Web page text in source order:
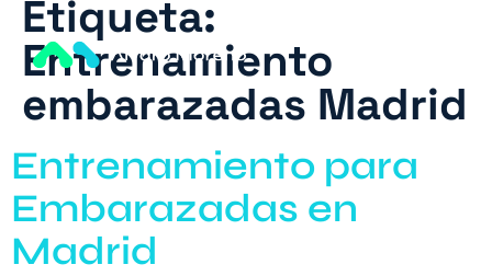
Lanzamiento
Política
cookies
Política de
privacidad
Servicios
N
Etiqueta:
Entrenamiento
embarazadas Madrid
Entrenamiento para
Embarazadas en
Madrid